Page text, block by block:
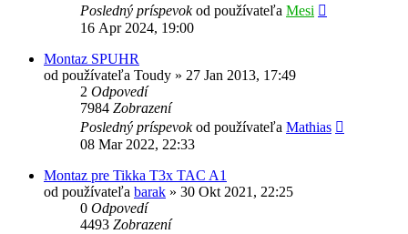
Posledný príspevokod používateľa Mesi
16 Apr 2024, 19:00
Montaz SPUHR
od používateľa Toudy » 27 Jan 2013, 17:49
2 Odpovedí
7984 Zobrazení
Posledný príspevokod používateľa Mathias
08 Mar 2022, 22:33
Montaz pre Tikka T3x TAC A1
od používateľa barak » 30 Okt 2021, 22:25
0 Odpovedí
4493 Zobrazení